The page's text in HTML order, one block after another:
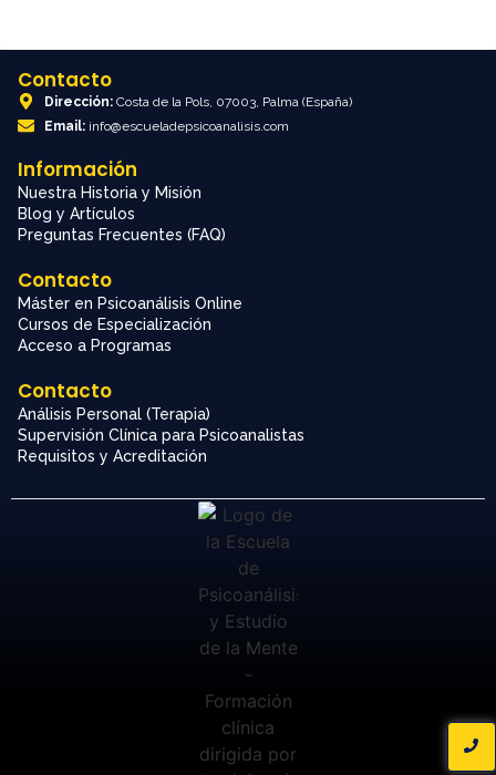
Contacto
Dirección: Costa de la Pols, 07003, Palma (España)
Email: info@escueladepsicoanalisis.com
Información
Nuestra Historia y Misión
Blog y Artículos
Preguntas Frecuentes (FAQ)
Contacto
Máster en Psicoanálisis Online
Cursos de Especialización
Acceso a Programas
Contacto
Análisis Personal (Terapia)
Supervisión Clínica para Psicoanalistas
Requisitos y Acreditación